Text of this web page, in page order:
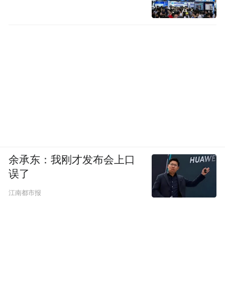
余承东：我刚才发布会上口
误了
江南都市报